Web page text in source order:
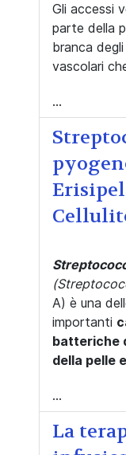
Gli accessi
parte della
branca
vascolari
...
(S
A) è una
importanti
batteriche
della pelle
...
La